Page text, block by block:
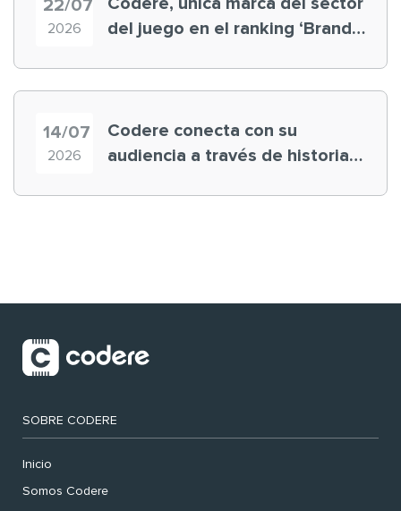
22/07
2026
Codere, única marca del sector
del juego en el ranking ‘Brand
14/07
2026
Codere conecta con su
audiencia a través de historias
SOBRE CODERE
Inicio
Somos Codere